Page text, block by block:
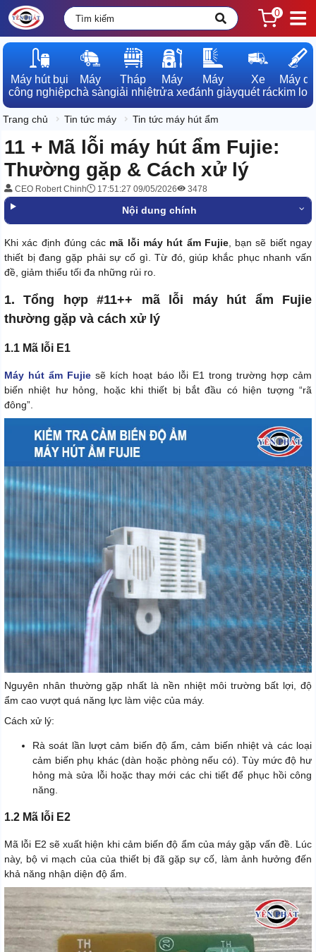
0
Máy hút bụi
công nghiệp
Máy
chà sàn
Tháp
giải nhiệt
Máy
rửa xe
Máy
đánh giày
Xe
quét rác
Máy dò
kim loại
Trang chủ Tin tức máy Tin tức máy hút ẩm
11 + Mã lỗi máy hút ẩm Fujie:
Thường gặp & Cách xử lý
CEO Robert Chinh 17:51:27 09/05/2026 3478
Nội dung chính
Khi xác định đúng các mã lỗi máy hút ẩm Fujie, bạn sẽ biết ngay
thiết bị đang gặp phải sự cố gì. Từ đó, giúp khắc phục nhanh vấn
đề, giảm thiểu tối đa những rủi ro.
1. Tổng hợp #11++ mã lỗi máy hút ẩm Fujie
thường gặp và cách xử lý
1.1 Mã lỗi E1
Máy hút ẩm Fujie sẽ kích hoạt báo lỗi E1 trong trường hợp cảm
biến nhiệt hư hỏng, hoặc khi thiết bị bắt đầu có hiện tượng “rã
đông”.
Nguyên nhân thường gặp nhất là nền nhiệt môi trường bất lợi, độ
ẩm cao vượt quá năng lực làm việc của máy.
Cách xử lý:
Rà soát lần lượt cảm biến độ ẩm, cảm biến nhiệt và các loại
cảm biến phụ khác (dàn hoặc phòng nếu có). Tùy mức độ hư
hỏng mà sửa lỗi hoặc thay mới các chi tiết để phục hồi công
năng.
1.2 Mã lỗi E2
Mã lỗi E2 sẽ xuất hiện khi cảm biến độ ẩm của máy gặp vấn đề. Lúc
này, bộ vi mạch của của thiết bị đã gặp sự cố, làm ảnh hưởng đến
khả năng nhận diện độ ẩm.